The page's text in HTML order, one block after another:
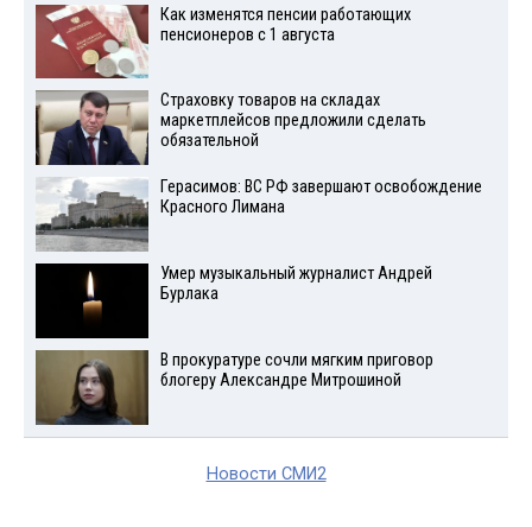
Как изменятся пенсии работающих
пенсионеров с 1 августа
Страховку товаров на складах
маркетплейсов предложили сделать
обязательной
Герасимов: ВС РФ завершают освобождение
Красного Лимана
Умер музыкальный журналист Андрей
Бурлака
В прокуратуре сочли мягким приговор
блогеру Александре Митрошиной
Новости СМИ2